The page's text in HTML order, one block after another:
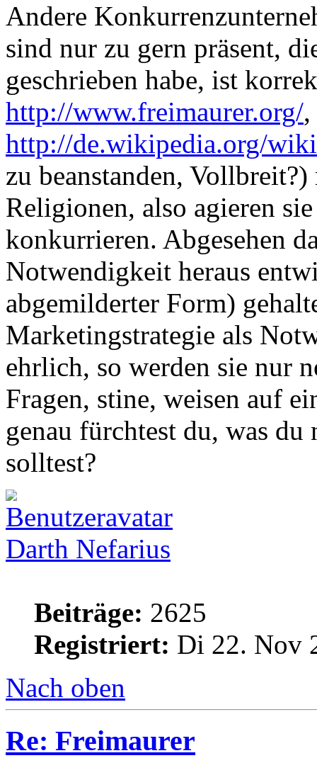
Andere
sind nur zu gern präsent,
geschrieben habe, ist
http://www.freimaurer.org/
http://de.wikipedia.org/
zu beanstanden,
Religionen, also agieren
konkurrieren. Abgesehen
Notwendigkeit heraus
abgemilderter Form)
Marketingstrategie als
ehrlich, so werden sie nur
Fragen, stine, weisen auf
genau fürchtest du, was
solltest?
Darth Nefarius
Beiträge: 2625
Registriert: Di 22. Nov
Nach oben
Re: Freimaurer